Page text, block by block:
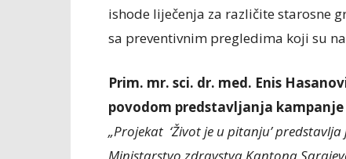
ishode liječenja za različite starosne
sa preventivnim pregledima koji su
Prim. mr. sci. dr. med. Enis
povodom predstavljanja
„Projekat ‘Život je u pitanju’